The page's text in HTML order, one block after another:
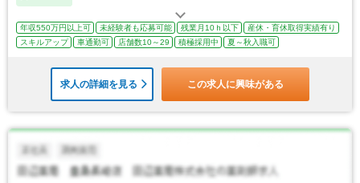
年収550万円以上可 未経験者も応募可能 残業月10ｈ以下
産休・育休取得実績有り
スキルアップ
車通勤可 店舗数10～29 積極採用中 夏～秋入職可
求人の詳細を見る この求人に興味がある